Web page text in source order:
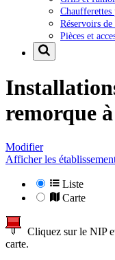
Chaufferettes
Réservoirs de
Pièces et
remorque à
Modifier
Afficher les
Liste
Carte
Cliquez sur le NIP
carte.